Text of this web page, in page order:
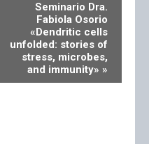
Seminario Dra.
Fabiola Osorio
«Dendritic cells
unfolded: stories of
stress, microbes,
and immunity» »